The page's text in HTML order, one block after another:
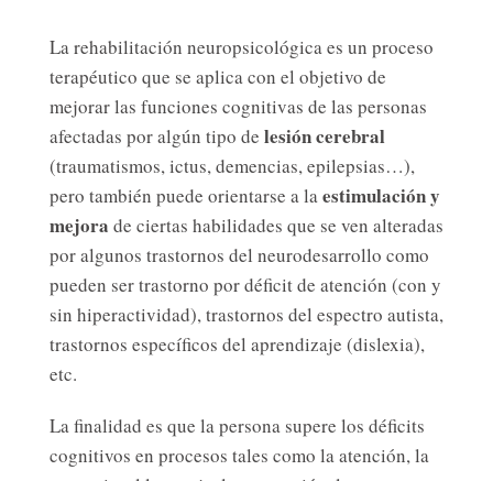
La rehabilitación neuropsicológica es un proceso
terapéutico que se aplica con el objetivo de
mejorar las funciones cognitivas de las personas
afectadas por algún tipo de lesión cerebral
(traumatismos, ictus, demencias, epilepsias…),
pero también puede orientarse a laestimulación y
mejora de ciertas habilidades que se ven alteradas
por algunos trastornos del neurodesarrollo como
pueden ser trastorno por déficit de atención (con y
sin hiperactividad), trastornos del espectro autista,
trastornos específicos del aprendizaje (dislexia),
etc.
La finalidad es que la persona supere los déficits
cognitivos en procesos tales como la atención, la